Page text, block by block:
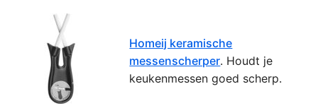
Homeij keramische
messenscherper. Houdt je
keukenmessen goed scherp.